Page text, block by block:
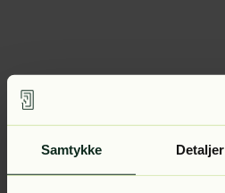
Samtykke Detaljer